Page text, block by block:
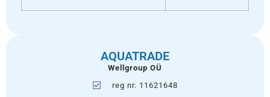
AQUATRADE
Wellgroup OÜ
reg nr. 11621648